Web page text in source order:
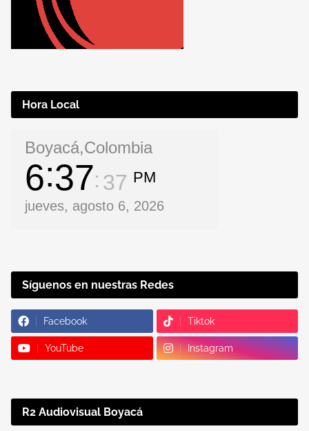
Hora Local
Boyacá,Colombia
6 37 38 PM
jueves, agosto 6, 2026
Síguenos en nuestras Redes
Facebook Tiktok
YouTube Instagram
R2 Audiovisual Boyacá